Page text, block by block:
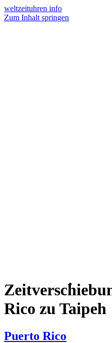
weltzeituhren info
Zum Inhalt springen
Rico zu Taipeh
Puerto Rico